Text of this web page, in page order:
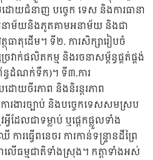
ោយជំនាញ បច្ចេក ទេស និងការធានា
ាម័យនិងភូតគាមអនាម័យ និងជា
ធាតុដើម។ ទី២. ការសិក្សារៀបចំ
រវាក់ផលិតកម្ម និងរចនាសម្ព័ន្ធផ្គត់ផ្គង់
ន្ធដំណក់ទឹក)។ ទី៣.ការ
យចីរភាព និងនិរន្តរភាព
រងារច្បាប់ និងបច្ចេកទេសសមស្រប
វអ្វីដែលជាទម្លាប់ ឬផ្តេកផ្លួលទាំង
ធ្វើពនេចរ ការកាន់ទន្រ្ទានដីព្រៃ
លើធម្មជាតិទាំងស្រុង។ កត្តាទាំងអស់